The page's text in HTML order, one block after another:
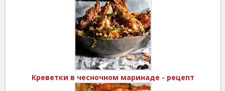
Креветки в чесночном маринаде - рецепт